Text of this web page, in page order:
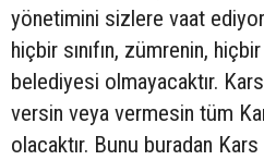
yönetimini sizlere vaat
hiçbir sınıfın, zümrenin,
belediyesi olmayacaktır.
versin veya vermesin tüm
olacaktır. Bunu buradan